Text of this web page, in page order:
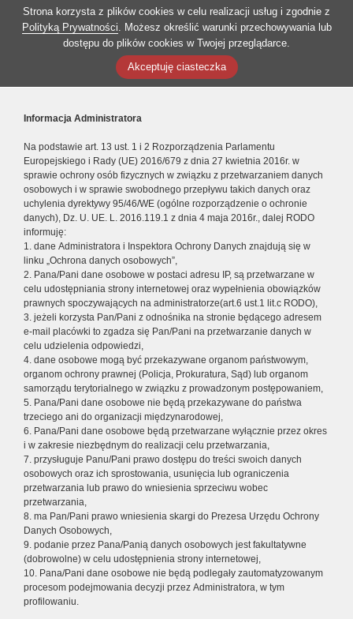
Strona korzysta z plików cookies w celu realizacji usług i zgodnie z
Polityką Prywatności. Możesz określić warunki przechowywania lub
dostępu do plików cookies w Twojej przeglądarce.
Akceptuję ciasteczka
Informacja Administratora
Na podstawie art. 13 ust. 1 i 2 Rozporządzenia Parlamentu
Europejskiego i Rady (UE) 2016/679 z dnia 27 kwietnia 2016r. w
sprawie ochrony osób fizycznych w związku z przetwarzaniem danych
osobowych i w sprawie swobodnego przepływu takich danych oraz
uchylenia dyrektywy 95/46/WE (ogólne rozporządzenie o ochronie
danych), Dz. U. UE. L. 2016.119.1 z dnia 4 maja 2016r., dalej RODO
informuję:
1. dane Administratora i Inspektora Ochrony Danych znajdują się w
linku „Ochrona danych osobowych”,
2. Pana/Pani dane osobowe w postaci adresu IP, są przetwarzane w
celu udostępniania strony internetowej oraz wypełnienia obowiązków
prawnych spoczywających na administratorze(art.6 ust.1 lit.c RODO),
3. jeżeli korzysta Pan/Pani z odnośnika na stronie będącego adresem
e-mail placówki to zgadza się Pan/Pani na przetwarzanie danych w
celu udzielenia odpowiedzi,
4. dane osobowe mogą być przekazywane organom państwowym,
organom ochrony prawnej (Policja, Prokuratura, Sąd) lub organom
samorządu terytorialnego w związku z prowadzonym postępowaniem,
5. Pana/Pani dane osobowe nie będą przekazywane do państwa
trzeciego ani do organizacji międzynarodowej,
6. Pana/Pani dane osobowe będą przetwarzane wyłącznie przez okres
i w zakresie niezbędnym do realizacji celu przetwarzania,
7. przysługuje Panu/Pani prawo dostępu do treści swoich danych
osobowych oraz ich sprostowania, usunięcia lub ograniczenia
przetwarzania lub prawo do wniesienia sprzeciwu wobec
przetwarzania,
8. ma Pan/Pani prawo wniesienia skargi do Prezesa Urzędu Ochrony
Danych Osobowych,
9. podanie przez Pana/Panią danych osobowych jest fakultatywne
(dobrowolne) w celu udostępnienia strony internetowej,
10. Pana/Pani dane osobowe nie będą podlegały zautomatyzowanym
procesom podejmowania decyzji przez Administratora, w tym
profilowaniu.